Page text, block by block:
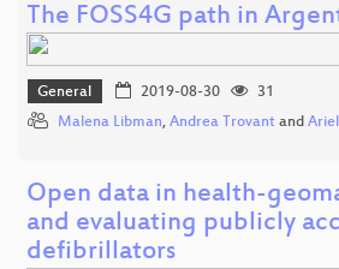
The FOSS4G path in
General 2019-08-30
31
Malena Libman, Andrea Trovant and
Open data in health-
and evaluating publicly
defibrillators